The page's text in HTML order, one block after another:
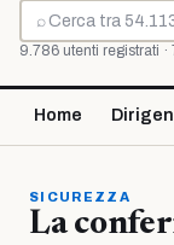
⌕
Cerca
9.786 utenti registrati
Home
SICUREZZA
La